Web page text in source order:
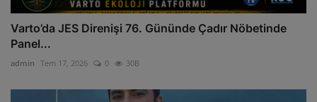
Varto’da JES Direnişi 76. Gününde Çadır Nöbetinde
Panel...
admin Tem 17, 2026 0 30B